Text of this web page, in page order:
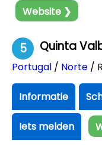
Website ❯
5 Quinta
Portugal / Norte /
Informatie
Iets melden